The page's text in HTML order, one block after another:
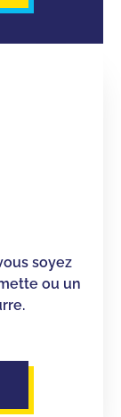
soyez
ou un